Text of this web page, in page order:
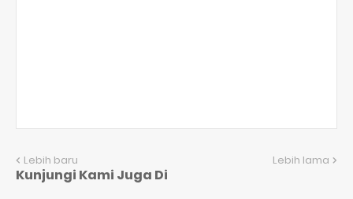
Lebih baru Lebih lama
Kunjungi Kami Juga Di